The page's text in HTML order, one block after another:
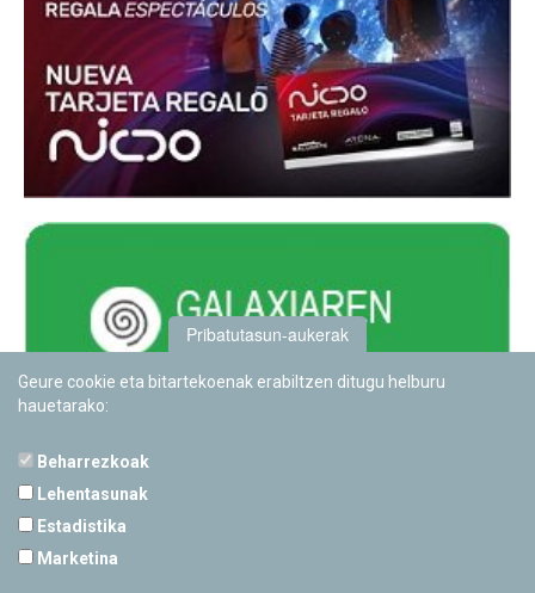
Pribatutasun-aukerak
Geure cookie eta bitartekoenak erabiltzen ditugu helburu
hauetarako:
Beharrezkoak
Lehentasunak
Estadistika
Marketina